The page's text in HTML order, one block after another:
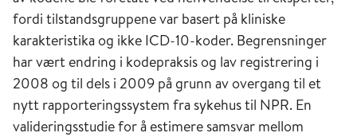
fordi tilstandsgruppene var basert på kliniske
karakteristika og ikke ICD-10-koder. Begrensninger
har vært endring i kodepraksis og lav registrering i
2008 og til dels i 2009 på grunn av overgang til et
nytt rapporteringssystem fra sykehus til NPR. En
valideringsstudie for å estimere samsvar mellom